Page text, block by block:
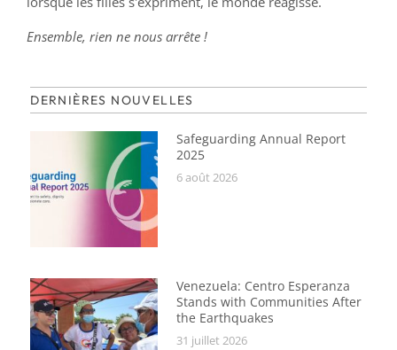
Ensemble, rien ne nous arrête !
DERNIÈRES NOUVELLES
Safeguarding Annual Report
2025
6 août 2026
Venezuela: Centro Esperanza
Stands with Communities After
the Earthquakes
31 juillet 2026